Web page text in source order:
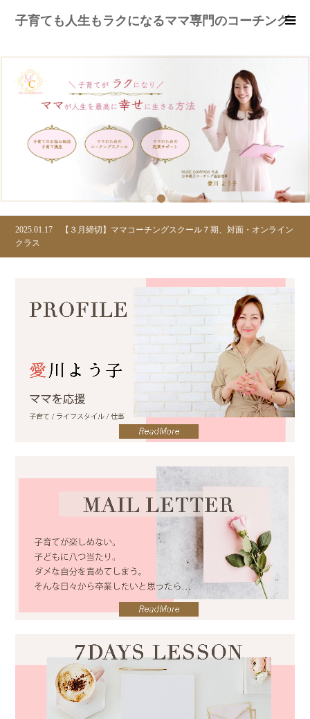
子育ても人生もラクになるママ専門のコーチング
1 2
2025.01.17
【３月締切】ママコーチングスクール７期、対面・オンライン
クラス
書籍購入キャンペーン11/7~11/10
2023.10.23 【募集中】出版パーティーを開催します！
2023.10.23 著書を出版しました！
2025.12.02
【監修・コメント】【主婦が経験したことのある副業ランキン
グ】381人アンケート調査へのコメント掲載